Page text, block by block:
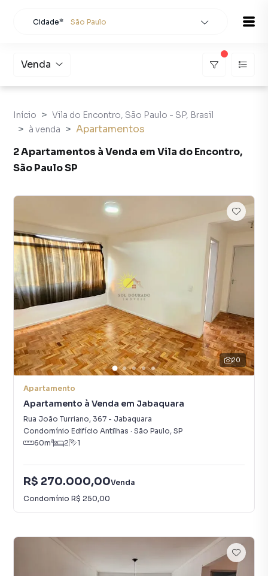
Cidade* São Paulo
Venda
Início
Vila do Encontro, São Paulo - SP, Brasil
à venda
Apartamentos
2 Apartamentos à Venda em Vila do Encontro,
São Paulo SP
20
Apartamento
Apartamento à Venda em Jabaquara
Rua João Turriano, 367 - Jabaquara
Condomínio Edifício Antilhas · São Paulo, SP
60m² 2 1
R$ 270.000,00Venda
Condomínio R$ 250,00